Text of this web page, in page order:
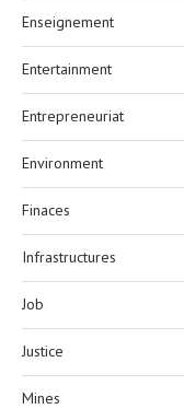
Enseignement
Entertainment
Entrepreneuriat
Environment
Finaces
Infrastructures
Job
Justice
Mines